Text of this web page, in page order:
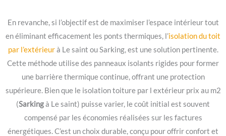
En revanche, si l’objectif est de maximiser l’espace intérieur tout
en éliminant efficacement les ponts thermiques, l’isolation du toit
par l’extérieurà Le saint ou Sarking, est une solution pertinente.
Cette méthode utilise des panneaux isolants rigides pour former
une barrière thermique continue, offrant une protection
supérieure. Bien que le isolation toiture par l extérieur prix au m2
(Sarkingà Le saint) puisse varier, le coût initial est souvent
compensé par les économies réalisées sur les factures
énergétiques. C’est un choix durable, conçu pour offrir confort et